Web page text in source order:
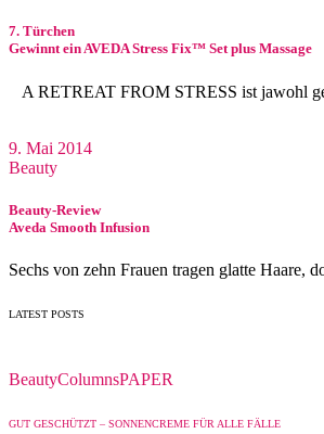
7. Türchen
Gewinnt ein AVEDA Stress Fix™ Set plus Massage
A RETREAT FROM STRESS ist jawohl
9. Mai 2014
Beauty
Beauty-Review
Aveda Smooth Infusion
Sechs von zehn Frauen tragen glatte Haare,
LATEST POSTS
BeautyColumnsPAPER
GUT GESCHÜTZT – SONNENCREME FÜR ALLE FÄLLE